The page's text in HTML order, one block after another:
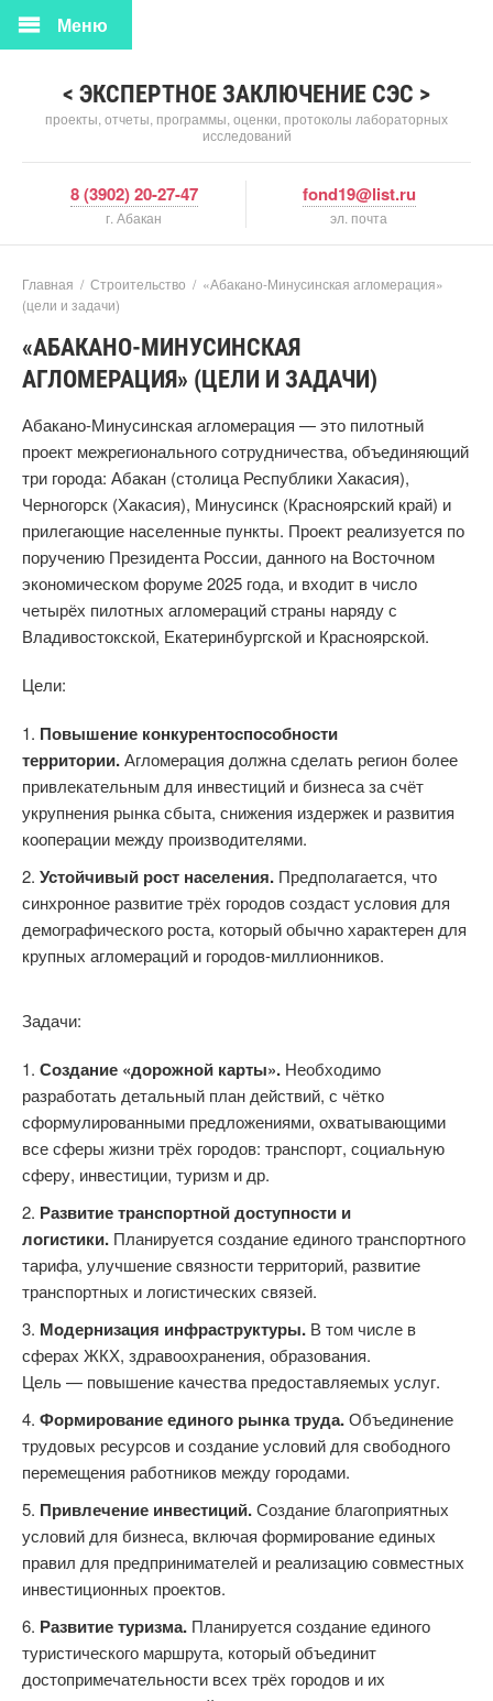
< ЭКСПЕРТНОЕ ЗАКЛЮЧЕНИЕ СЭС >
проекты, отчеты, программы, оценки, протоколы лабораторных
исследований
Меню
8 (3902) 20-27-47
г. Абакан
fond19@list.ru
эл. почта
Главная / Строительство / «Абакано-Минусинская агломерация»
(цели и задачи)
«АБАКАНО-МИНУСИНСКАЯ
АГЛОМЕРАЦИЯ» (ЦЕЛИ И ЗАДАЧИ)
Абакано-Минусинская агломерация — это пилотный
проект межрегионального сотрудничества, объединяющий
три города: Абакан (столица Республики Хакасия),
Черногорск (Хакасия), Минусинск (Красноярский край) и
прилегающие населенные пункты. Проект реализуется по
поручению Президента России, данного на Восточном
экономическом форуме 2025 года, и входит в число
четырёх пилотных агломераций страны наряду с
Владивостокской, Екатеринбургской и Красноярской.
Цели:
Повышение конкурентоспособности
территории.Агломерация должна сделать регион более
привлекательным для инвестиций и бизнеса за счёт
укрупнения рынка сбыта, снижения издержек и развития
кооперации между производителями.
Устойчивый рост населения. Предполагается, что
синхронное развитие трёх городов создаст условия для
демографического роста, который обычно характерен для
крупных агломераций и городов-миллионников.
Задачи:
Создание «дорожной карты». Необходимо
разработать детальный план действий, с чётко
сформулированными предложениями, охватывающими
все сферы жизни трёх городов: транспорт, социальную
сферу, инвестиции, туризм и др.
Развитие транспортной доступности и
логистики. Планируется создание единого транспортного
тарифа, улучшение связности территорий, развитие
транспортных и логистических связей.
Модернизация инфраструктуры. В том числе в
сферах ЖКХ, здравоохранения, образования.
Цель — повышение качества предоставляемых услуг.
Формирование единого рынка труда.Объединение
трудовых ресурсов и создание условий для свободного
перемещения работников между городами.
Привлечение инвестиций.Создание благоприятных
условий для бизнеса, включая формирование единых
правил для предпринимателей и реализацию совместных
инвестиционных проектов.
Развитие туризма. Планируется создание единого
туристического маршрута, который объединит
достопримечательности всех трёх городов и их